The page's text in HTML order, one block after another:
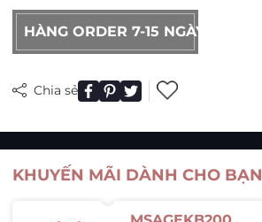
HÀNG ORDER 7-15 NGÀY
Chia sẻ
KHUYẾN MÃI DÀNH CHO BẠN